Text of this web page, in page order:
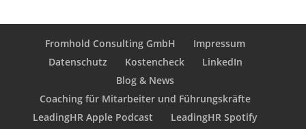
Fromhold Consulting GmbH
Impressum
Datenschutz
Kostencheck
LinkedIn
Blog & News
Coaching für Mitarbeiter und Führungskräfte
LeadingHR Apple Podcast
LeadingHR Spotify